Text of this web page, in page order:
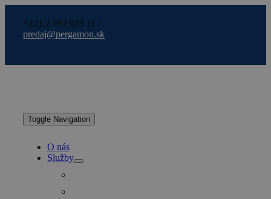
+421 2 492 029 11 /
predaj@pergamon.sk
Toggle Navigation
O nás
Služby